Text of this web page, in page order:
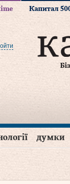
Капитал
думки